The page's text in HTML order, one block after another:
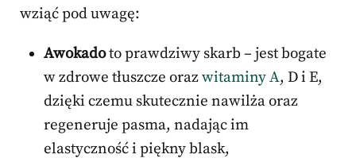
wziąć pod uwagę:
Awokadoto prawdziwy skarb – jest bogate
w zdrowe tłuszcze orazwitaminy A, D i E,
dzięki czemu skutecznie nawilża oraz
regeneruje pasma, nadając im
elastyczność i piękny blask,